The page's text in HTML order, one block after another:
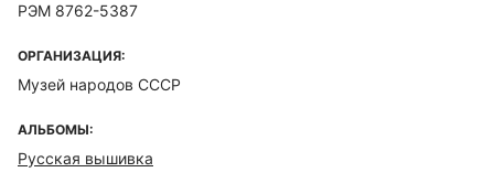
РЭМ 8762-5387
ОРГАНИЗАЦИЯ:
Музей народов СССР
АЛЬБОМЫ:
Русская вышивка